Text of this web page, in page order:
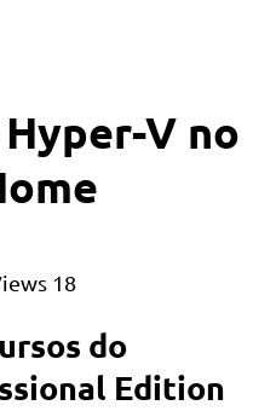
V no
18
do
Edition